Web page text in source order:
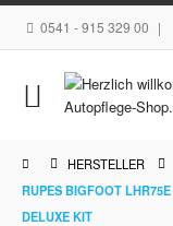
0541 - 915 329 00 |
Navigation
umschalten
HERSTELLER
RUPES BIGFOOT
DELUXE KIT